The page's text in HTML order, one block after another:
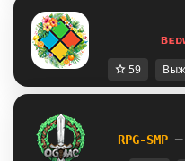
59
RPG-SMP ─